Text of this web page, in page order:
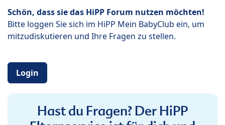
Schön, dass sie das HiPP Forum nutzen möchten!
Bitte loggen Sie sich im HiPP Mein BabyClub ein, um
mitzudiskutieren und Ihre Fragen zu stellen.
Login
Hast du Fragen? Der HiPP